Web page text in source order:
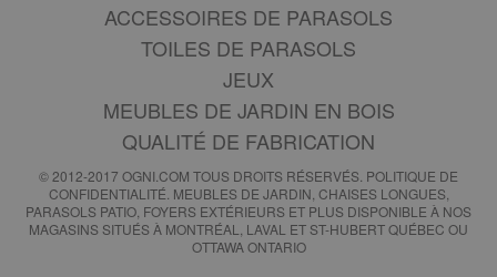
ACCESSOIRES DE PARASOLS
TOILES DE PARASOLS
JEUX
MEUBLES DE JARDIN EN BOIS
QUALITÉ DE FABRICATION
© 2012-2017 OGNI.COM TOUS DROITS RÉSERVÉS. POLITIQUE DE
CONFIDENTIALITÉ . MEUBLES DE JARDIN, CHAISES LONGUES,
PARASOLS PATIO, FOYERS EXTÉRIEURS ET PLUS DISPONIBLE À NOS
MAGASINS SITUÉS À MONTRÉAL, LAVAL ET ST-HUBERT QUÉBEC OU
OTTAWA ONTARIO